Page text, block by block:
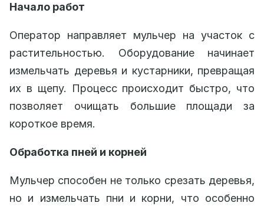
Начало работ
Оператор направляет мульчер на участок с
растительностью. Оборудование начинает
измельчать деревья и кустарники, превращая
их в щепу. Процесс происходит быстро, что
позволяет очищать большие площади за
короткое время.
Обработка пней и корней
Мульчер способен не только срезать деревья,
но и измельчать пни и корни, что особенно